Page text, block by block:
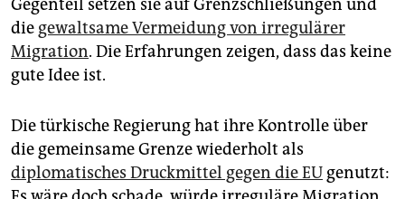
Gegenteil setzen sie auf Grenzschließungen und
die gewaltsame Vermeidung von irregulärer
Migration. Die Erfahrungen zeigen, dass das keine
gute Idee ist.
Die türkische Regierung hat ihre Kontrolle über
die gemeinsame Grenze wiederholt als
diplomatisches Druckmittel gegen die EU genutzt: